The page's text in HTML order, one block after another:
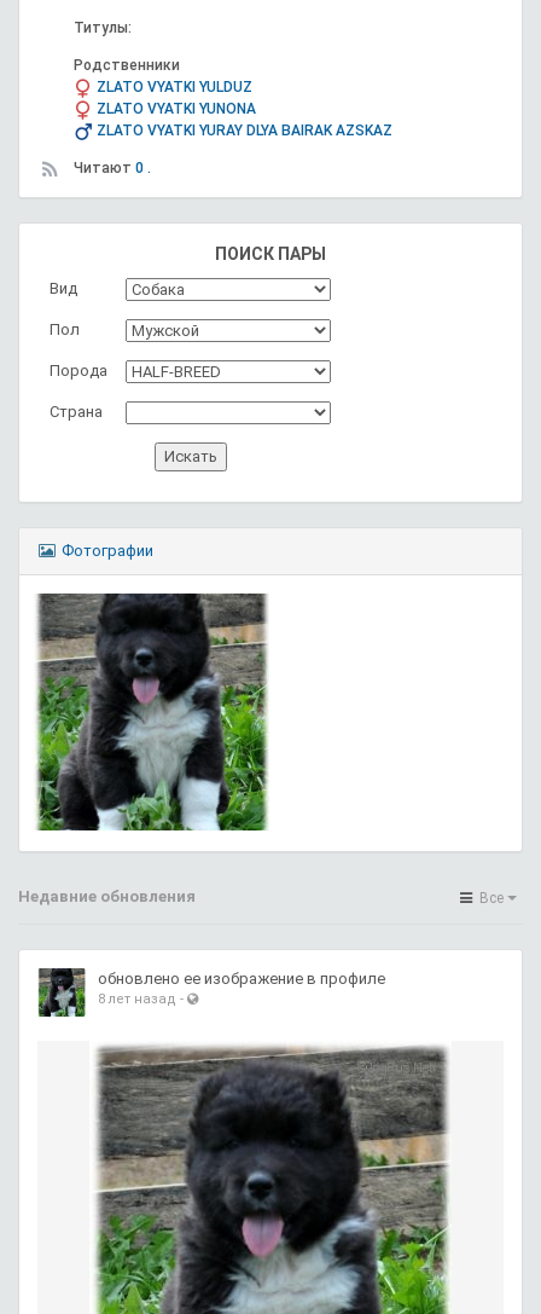
Титулы:
Родственники
ZLATO VYATKI YULDUZ
ZLATO VYATKI YUNONA
ZLATO VYATKI YURAY DLYA BAIRAK AZSKAZ
Читают 0 .
ПОИСК ПАРЫ
Вид
Пол
Порода
Страна
Фотографии
Недавние обновления Все
обновлено ее изображение в профиле
8 лет назад -